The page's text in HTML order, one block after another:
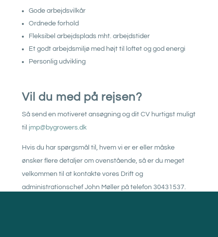
Gode arbejdsvilkår
Ordnede forhold
Fleksibel arbejdsplads mht. arbejdstider
Et godt arbejdsmiljø med højt til loftet og god energi
Personlig udvikling
Vil du med på rejsen?
Så send en motiveret ansøgning og dit CV hurtigst muligt
til jmp@bygrowers.dk
Hvis du har spørgsmål til, hvem vi er er eller måske
ønsker flere detaljer om ovenstående, så er du meget
velkommen til at kontakte vores Drift og
administrationschef John Møller på telefon 30431537.